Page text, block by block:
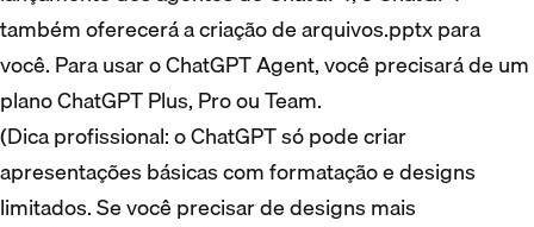
também oferecerá a criação de arquivos.pptx para
você. Para usar o ChatGPT Agent, você precisará de um
plano ChatGPT Plus, Pro ou Team.
(Dica profissional: o ChatGPT só pode criar
apresentações básicas com formatação e designs
limitados. Se você precisar de designs mais